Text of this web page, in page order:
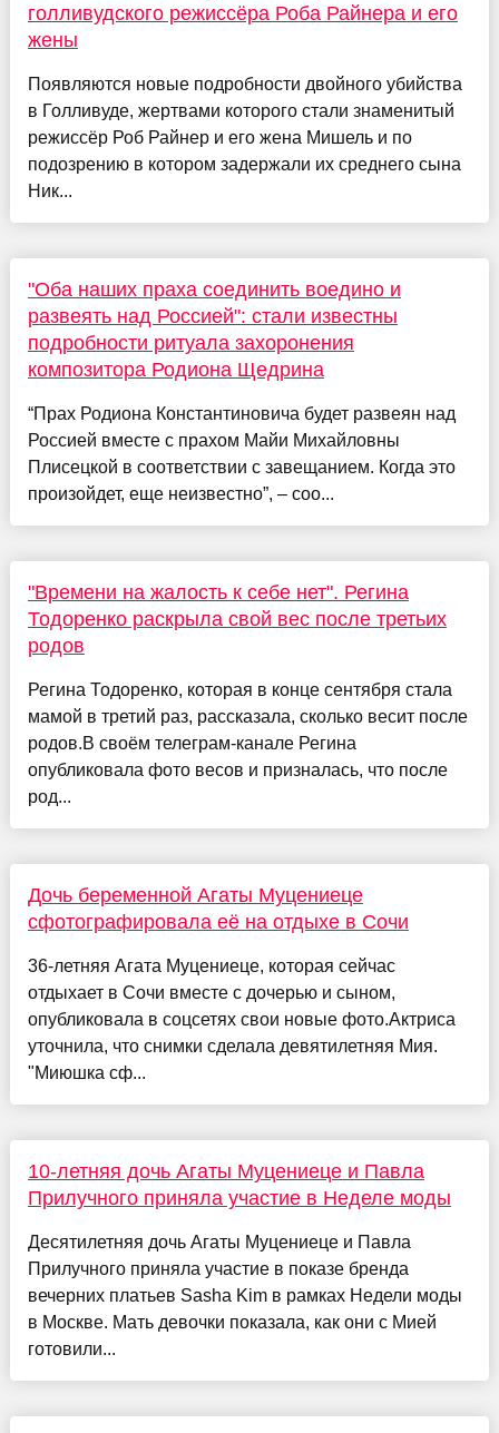
голливудского режиссёра Роба Райнера и его
жены
Появляются новые подробности двойного убийства
в Голливуде, жертвами которого стали знаменитый
режиссёр Роб Райнер и его жена Мишель и по
подозрению в котором задержали их среднего сына
Ник...
"Оба наших праха соединить воедино и
развеять над Россией": стали известны
подробности ритуала захоронения
композитора Родиона Щедрина
“Прах Родиона Константиновича будет развеян над
Россией вместе с прахом Майи Михайловны
Плисецкой в соответствии с завещанием. Когда это
произойдет, еще неизвестно”, – соо...
"Времени на жалость к себе нет". Регина
Тодоренко раскрыла свой вес после третьих
родов
Регина Тодоренко, которая в конце сентября стала
мамой в третий раз, рассказала, сколько весит после
родов.В своём телеграм-канале Регина
опубликовала фото весов и призналась, что после
род...
Дочь беременной Агаты Муцениеце
сфотографировала её на отдыхе в Сочи
36-летняя Агата Муцениеце, которая сейчас
отдыхает в Сочи вместе с дочерью и сыном,
опубликовала в соцсетях свои новые фото.Актриса
уточнила, что снимки сделала девятилетняя Мия.
"Миюшка сф...
10-летняя дочь Агаты Муцениеце и Павла
Прилучного приняла участие в Неделе моды
Десятилетняя дочь Агаты Муцениеце и Павла
Прилучного приняла участие в показе бренда
вечерних платьев Sasha Kim в рамках Недели моды
в Москве. Мать девочки показала, как они с Мией
готовили...